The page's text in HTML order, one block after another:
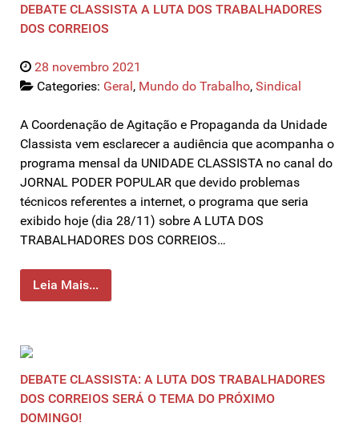
DEBATE CLASSISTA A LUTA DOS TRABALHADORES
DOS CORREIOS
28 novembro 2021
Categories: Geral, Mundo do Trabalho, Sindical
A Coordenação de Agitação e Propaganda da Unidade
Classista vem esclarecer a audiência que acompanha o
programa mensal da UNIDADE CLASSISTA no canal do
JORNAL PODER POPULAR que devido problemas
técnicos referentes a internet, o programa que seria
exibido hoje (dia 28/11) sobre A LUTA DOS
TRABALHADORES DOS CORREIOS…
Leia Mais...
DEBATE CLASSISTA: A LUTA DOS TRABALHADORES
DOS CORREIOS SERÁ O TEMA DO PRÓXIMO
DOMINGO!